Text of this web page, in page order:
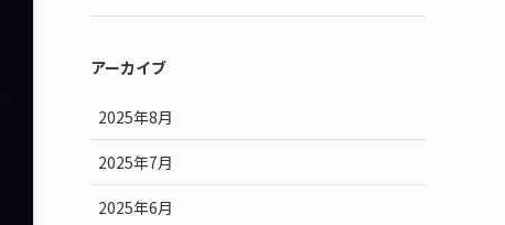
アーカイブ
2025年8月
2025年7月
2025年6月